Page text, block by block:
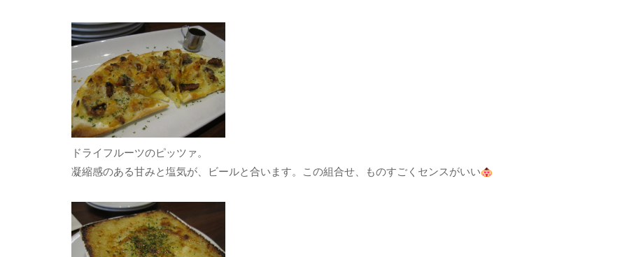
ドライフルーツのピッツァ。
凝縮感のある甘みと塩気が、ビールと合います。この組合せ、ものすごくセンスがいい